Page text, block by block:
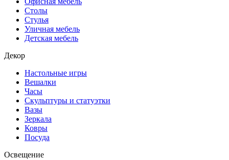
Столы
Стулья
Уличная мебель
Детская мебель
Декор
Настольные игры
Вешалки
Часы
Скульптуры и статуэтки
Вазы
Зеркала
Ковры
Посуда
Освещение